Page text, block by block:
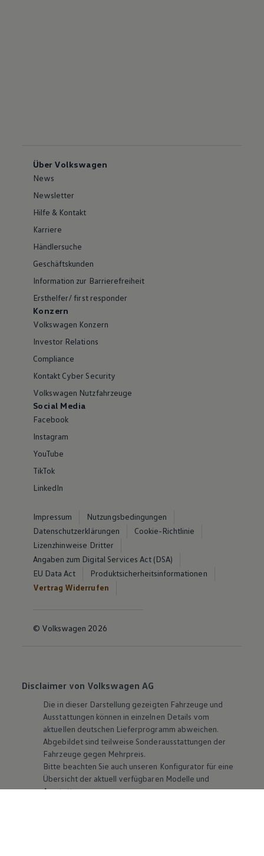
Über Volkswagen
News
Newsletter
Hilfe & Kontakt
Karriere
Händlersuche
Geschäftskunden
Information zur Barrierefreiheit
Ersthelfer/ first responder
Konzern
Volkswagen Konzern
Investor Relations
Compliance
Kontakt Cyber Security
Volkswagen Nutzfahrzeuge
Social Media
Facebook
Instagram
YouTube
TikTok
LinkedIn
Impressum
Nutzungsbedingungen
Datenschutzerklärungen
Cookie-Richtlinie
Lizenzhinweise Dritter
Angaben zum Digital Services Act (DSA)
EU Data Act
Produktsicherheitsinformationen
Vertrag Widerrufen
© Volkswagen 2026
Disclaimer von Volkswagen AG
Die in dieser Darstellung gezeigten Fahrzeuge und
Ausstattungen können in einzelnen Details vom
aktuellen deutschen Lieferprogramm abweichen.
Abgebildet sind teilweise Sonderausstattungen der
Fahrzeuge gegen Mehrpreis.
Bitte beachten Sie auch unseren Konfigurator für eine
Übersicht der aktuell verfügbaren Modelle und
Ausstattungen.